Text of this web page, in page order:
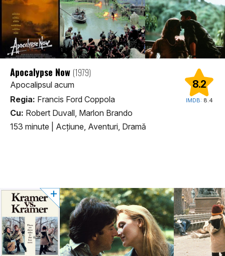
8.2
IMDB: 8.4
Apocalypse Now (1979)
Apocalipsul acum
Regia: Francis Ford Coppola
Cu: Robert Duvall, Marlon Brando
153 minute
Acţiune, Aventuri, Dramă